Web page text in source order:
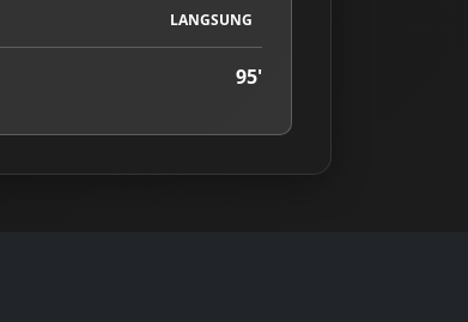
LANGSUNG
95'